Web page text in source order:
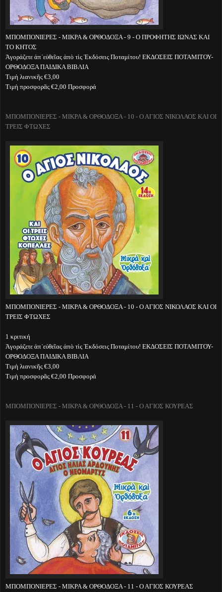
ΜΠΟΜΠΟΝΙΕΡΕΣ - ΜΙΚΡΑ & ΟΡΘΟΔΟΞΑ - 9 - Ο ΠΡΟΦΗΤΗΣ ΙΩΝΑΣ ΚΑΙ
ΤΟ ΚΗΤΟΣ
Ἀγοράζετε ἀπ᾽εὐθεῖας ἀπὸ τὶς Ἐκδόσεις Ποταμίτου! ΕΚΔΟΣΕΙΣ ΠΟΤΑΜΙΤΟΥ-
ΟΡΘΟΔΟΞΑ ΠΑΙΔΙΚΑ ΒΙΒΛΙΑ
Τιμὴ λιανικῆς €3,00
Τιμὴ προσφορᾶς €2,00 Προσφορά
ΜΠΟΜΠΟΝΙΕΡΕΣ - ΜΙΚΡΑ & ΟΡΘΟΔΟΞΑ - 10 - Ο ΑΓΙΟΣ ΝΙΚΟΛΑΟΣ ΚΑΙ ΟΙ
ΤΡΕΙΣ ΦΤΩΧΕΣ
ΜΠΟΜΠΟΝΙΕΡΕΣ - ΜΙΚΡΑ & ΟΡΘΟΔΟΞΑ - 10 - Ο ΑΓΙΟΣ ΝΙΚΟΛΑΟΣ ΚΑΙ ΟΙ
ΤΡΕΙΣ ΦΤΩΧΕΣ
1 κριτική
Ἀγοράζετε ἀπ᾽εὐθεῖας ἀπὸ τὶς Ἐκδόσεις Ποταμίτου! ΕΚΔΟΣΕΙΣ ΠΟΤΑΜΙΤΟΥ-
ΟΡΘΟΔΟΞΑ ΠΑΙΔΙΚΑ ΒΙΒΛΙΑ
Τιμὴ λιανικῆς €3,00
Τιμὴ προσφορᾶς €2,00 Προσφορά
ΜΠΟΜΠΟΝΙΕΡΕΣ - ΜΙΚΡΑ & ΟΡΘΟΔΟΞΑ - 11 - Ο ΑΓΙΟΣ ΚΟΥΡΕΑΣ
ΜΠΟΜΠΟΝΙΕΡΕΣ - ΜΙΚΡΑ & ΟΡΘΟΔΟΞΑ - 11 - Ο ΑΓΙΟΣ ΚΟΥΡΕΑΣ